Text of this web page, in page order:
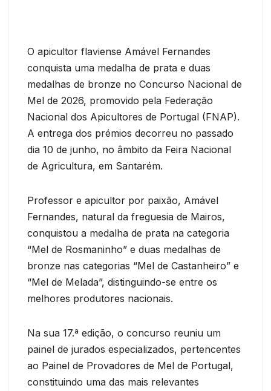
O apicultor flaviense Amável Fernandes
conquista uma medalha de prata e duas
medalhas de bronze no Concurso Nacional de
Mel de 2026, promovido pela Federação
Nacional dos Apicultores de Portugal (FNAP).
A entrega dos prémios decorreu no passado
dia 10 de junho, no âmbito da Feira Nacional
de Agricultura, em Santarém.
Professor e apicultor por paixão, Amável
Fernandes, natural da freguesia de Mairos,
conquistou a medalha de prata na categoria
“Mel de Rosmaninho” e duas medalhas de
bronze nas categorias “Mel de Castanheiro” e
“Mel de Melada”, distinguindo-se entre os
melhores produtores nacionais.
Na sua 17.ª edição, o concurso reuniu um
painel de jurados especializados, pertencentes
ao Painel de Provadores de Mel de Portugal,
constituindo uma das mais relevantes